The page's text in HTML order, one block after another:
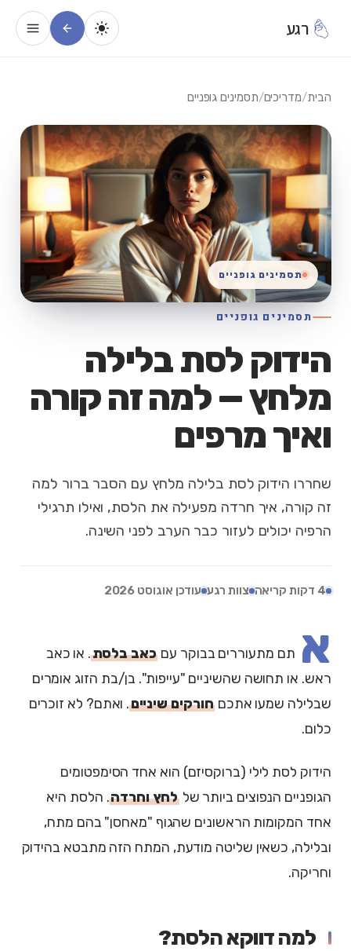
רגע
הבית/מדריכים/תסמינים גופניים
תסמינים גופניים
הידוק לסת בלילה
מלחץ — למה זה קורה
ואיך מרפים
שחררו הידוק לסת בלילה מלחץ עם הסבר ברור למה
זה קורה, איך חרדה מפעילה את הלסת, ואילו תרגילי
הרפיה יכולים לעזור כבר הערב לפני השינה.
4 דקות קריאה צוות רגע עודכן אוגוסט 2026
תסמינים גופניים
א תם מתעוררים בבוקר עם כאב בלסת. או כאב
ראש. או תחושה שהשיניים "עייפות". בן/בת הזוג אומרים
שבלילה שמעו אתכםחורקים שיניים. ואתם? לא זוכרים
כלום.
הידוק לסת לילי (ברוקסיזם) הוא אחד הסימפטומים
הגופניים הנפוצים ביותר שללחץ וחרדה. הלסת היא
אחד המקומות הראשונים שהגוף "מאחסן" בהם מתח,
ובלילה, כשאין שליטה מודעת, המתח הזה מתבטא בהידוק
וחריקה.
למה דווקא הלסת?